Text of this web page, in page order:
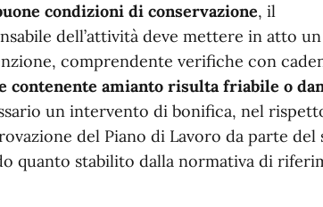
condizioni di conservazione, il
dell’attività deve mettere in atto
comprendente verifiche con
contenente amianto risulta friabile o
un intervento di bonifica, nel
del Piano di Lavoro da parte del
quanto stabilito dalla normativa di